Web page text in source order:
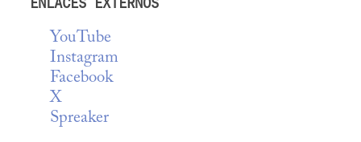
YouTube
Instagram
Facebook
X
Spreaker